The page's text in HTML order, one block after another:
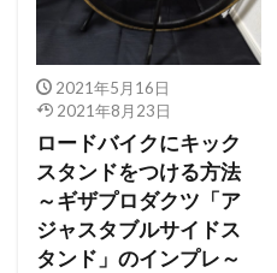
2021年5月16日
2021年8月23日
ロードバイクにキック
スタンドをつける方法
～ギザプロダクツ「ア
ジャスタブルサイドス
タンド」のインプレ～